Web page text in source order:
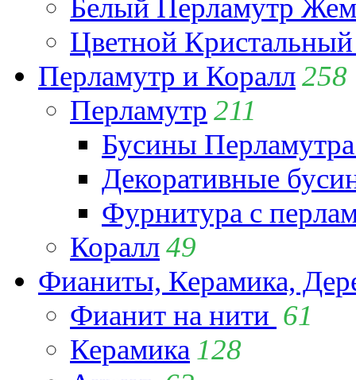
Белый Перламутр
Цветной
Перламутр и Коралл258
Перламутр 211
Бусины
Декоративные
Фурнитура с
Коралл49
Фианиты, Керамика,
Фианит на нити 61
Керамика 128